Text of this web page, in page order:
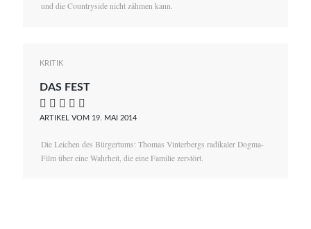
und die Countryside nicht zähmen kann.
KRITIK
DAS FEST
    
ARTIKEL VOM 19. MAI 2014
Die Leichen des Bürgertums: Thomas Vinterbergs radikaler Dogma-
Film über eine Wahrheit, die eine Familie zerstört.